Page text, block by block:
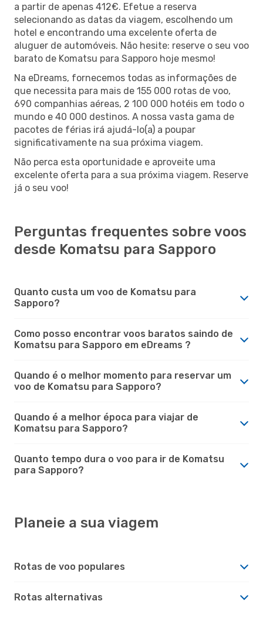
a partir de apenas 412€. Efetue a reserva
selecionando as datas da viagem, escolhendo um
hotel e encontrando uma excelente oferta de
aluguer de automóveis. Não hesite: reserve o seu voo
barato de Komatsu para Sapporo hoje mesmo!
Na eDreams, fornecemos todas as informações de
que necessita para mais de 155 000 rotas de voo,
690 companhias aéreas, 2 100 000 hotéis em todo o
mundo e 40 000 destinos. A nossa vasta gama de
pacotes de férias irá ajudá-lo(a) a poupar
significativamente na sua próxima viagem.
Não perca esta oportunidade e aproveite uma
excelente oferta para a sua próxima viagem. Reserve
já o seu voo!
Perguntas frequentes sobre voos
desde Komatsu para Sapporo
Quanto custa um voo de Komatsu para
Sapporo?
Como posso encontrar voos baratos saindo de
Komatsu para Sapporo em eDreams ?
Quando é o melhor momento para reservar um
voo de Komatsu para Sapporo?
Quando é a melhor época para viajar de
Komatsu para Sapporo?
Quanto tempo dura o voo para ir de Komatsu
para Sapporo?
Planeie a sua viagem
Rotas de voo populares
Rotas alternativas